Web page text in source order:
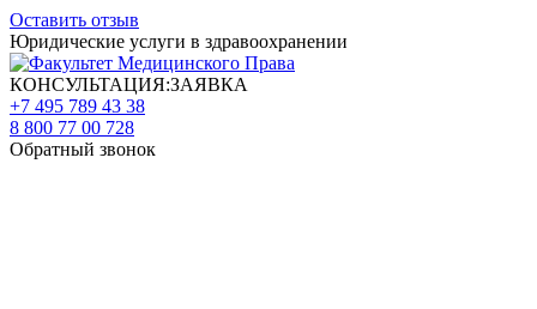
Оставить отзыв
Юридические услуги в здравоохранении
КОНСУЛЬТАЦИЯ:ЗАЯВКА
+7 495 789 43 38
8 800 77 00 728
Обратный звонок